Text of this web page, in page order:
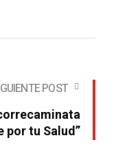
POST
por tu Salud”